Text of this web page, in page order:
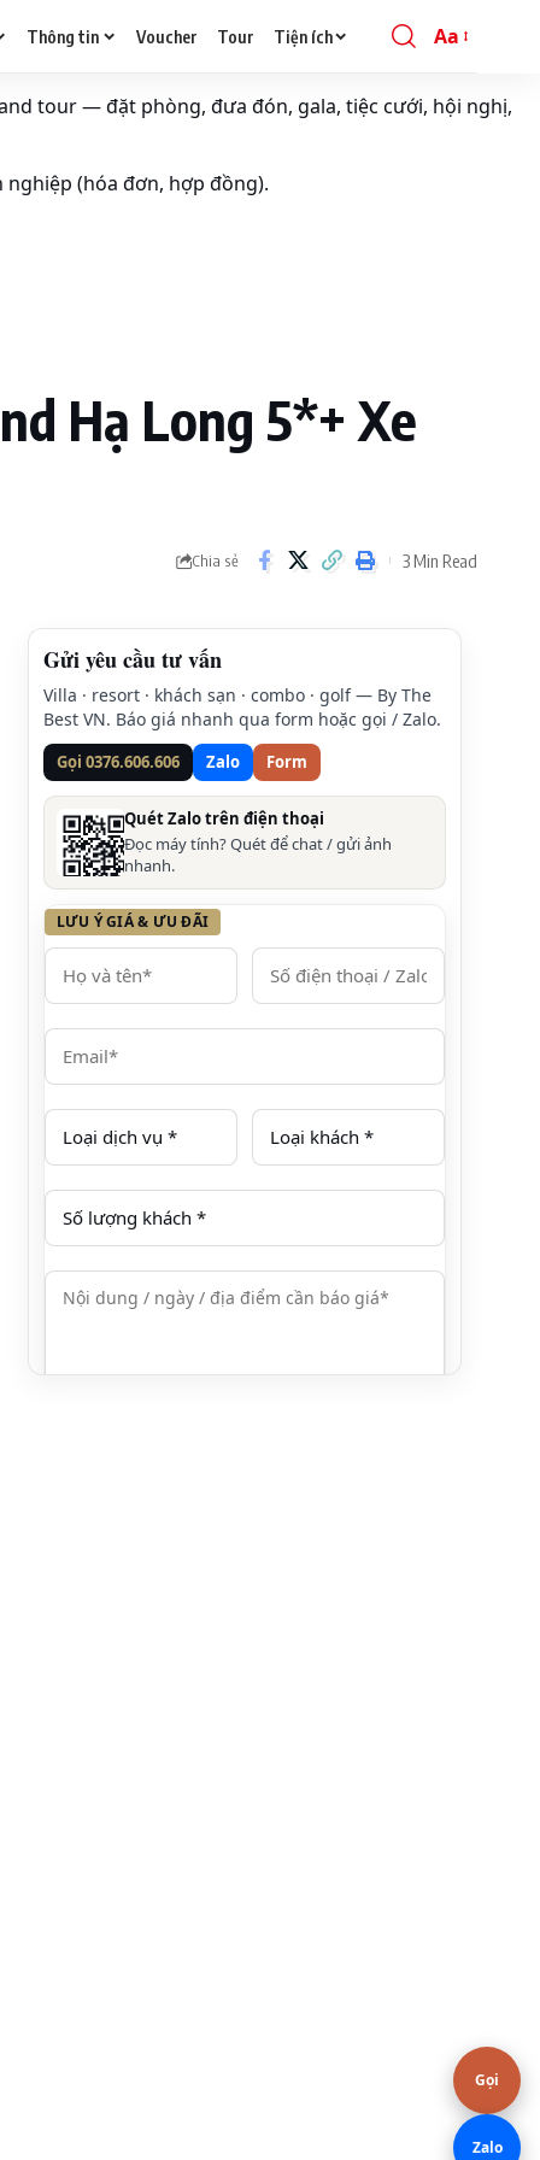
Thông tin Voucher Tour Tiện ích
Font
Aa
tour — đặt phòng, đưa đón, gala, tiệc cưới, hội nghị,
(hóa đơn, hợp đồng).
Hạ Long 5*+ Xe
Chia sẻ 3 Min Read
Gửi yêu cầu tư vấn
Villa · resort · khách sạn · combo · golf — By The
Best VN. Báo giá nhanh qua form hoặc gọi / Zalo.
Gọi 0376.606.606 Zalo Form
Quét Zalo trên điện thoại
Đọc máy tính? Quét để chat / gửi ảnh
nhanh.
LƯU Ý GIÁ & ƯU ĐÃI
Gọi
Zalo